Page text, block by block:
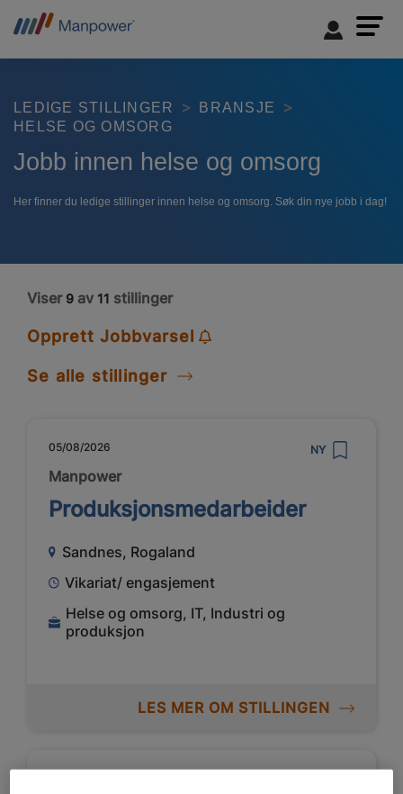
LEDIGE STILLINGER
BRANSJE
HELSE OG OMSORG
Jobb innen helse og omsorg
Her finner du ledige stillinger innen helse og omsorg. Søk din nye jobb i dag!
Se alle stillinger
Viser 9 av 11 stillinger
Opprett Jobbvarsel
05/08/2026 NY
Manpower
Produksjonsmedarbeider
Sandnes, Rogaland
Vikariat/ engasjement
Helse og omsorg, IT, Industri og
produksjon
LES MER OM STILLINGEN